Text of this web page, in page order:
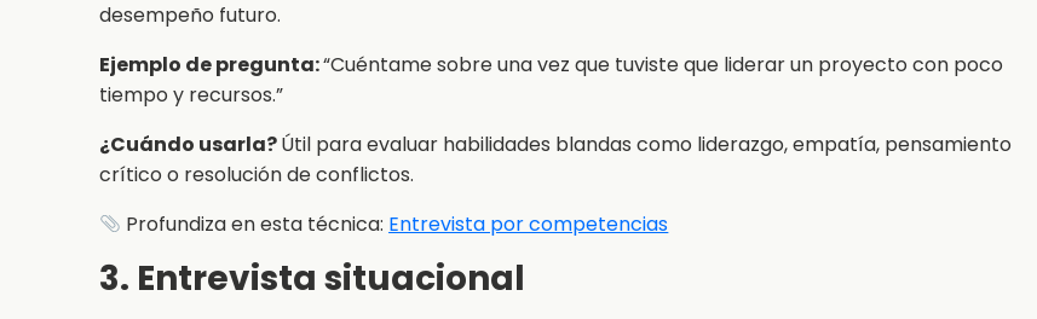
desempeño futuro.
Ejemplo de pregunta:“Cuéntame sobre una vez que tuviste que liderar un proyecto con poco
tiempo y recursos.”
¿Cuándo usarla?Útil para evaluar habilidades blandas como liderazgo, empatía, pensamiento
crítico o resolución de conflictos.
Profundiza en esta técnica: Entrevista por competencias
3. Entrevista situacional